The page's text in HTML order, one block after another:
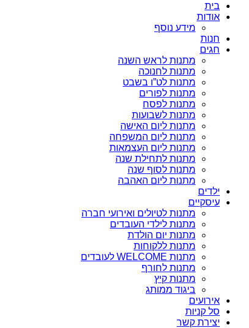
בית
אודות
מידע נוסף
חנות
חגים
מתנות לראש השנה
מתנות לחנוכה
מתנות לט”ו בשבט
מתנות לפורים
מתנות לפסח
מתנות לשבועות
מתנות ליום האישה
מתנות ליום המשפחה
מתנות ליום העצמאות
מתנות לתחילת שנה
מתנות לסוף שנה
מתנות ליום האהבה
ילדים
עיסקיים
מתנות לטיולים ואירועי חברה
מתנות לילדי העובדים
מתנות יום הולדת
מתנות ללקוחות
מתנות WELCOME לעובדים
מתנות לחורף
מתנות קיץ
ביגוד ממותג
אירועים
סל קניות
יצירת קשר